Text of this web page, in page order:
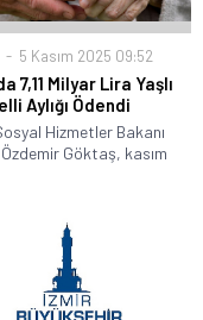
5 Kasım 2025 09:52
7,11 Milyar Lira Yaşlı
Aylığı Ödendi
Hizmetler Bakanı
Göktaş, kasım